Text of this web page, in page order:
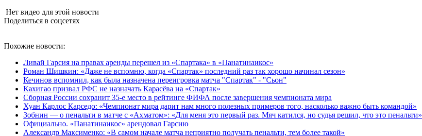
Нет видео для этой новости
Поделиться в соцсетях
Похожие новости:
Ливай Гарсия на правах аренды перешел из «Спартака» в «Панатинаикос»
Роман Шишкин: «Даже не вспомню, когда «Спартак» последний раз так хорошо начинал сезон»
Кечинов вспомнил, как была назначена переигровка матча "Спартак" - "Сьон"
Кахигао призвал РФС не назначать Карасёва на «Спартак»
Сборная России сохранит 35-е место в рейтинге ФИФА после завершения чемпионата мира
Хуан Карлос Карседо: «Чемпионат мира дарит нам много полезных примеров того, насколько важно быть командой»
Зобнин — о пенальти в матче с «Ахматом»: «Для меня это первый раз. Мяч катился, но судья решил, что это пенальти»
Официально. «Панатинаикос» арендовал Гарсию
Александр Максименко: «В самом начале матча неприятно получать пенальти, тем более такой»